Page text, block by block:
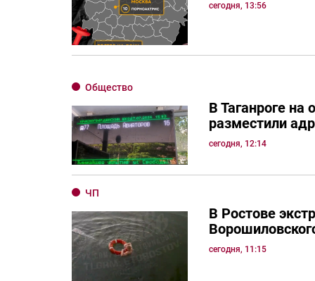
сегодня, 13:56
Общество
В Таганроге на
разместили
сегодня, 12:14
ЧП
В Ростове
сегодня, 11:15